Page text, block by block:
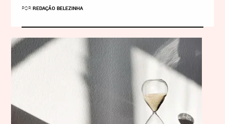
POR REDAÇÃO BELEZINHA